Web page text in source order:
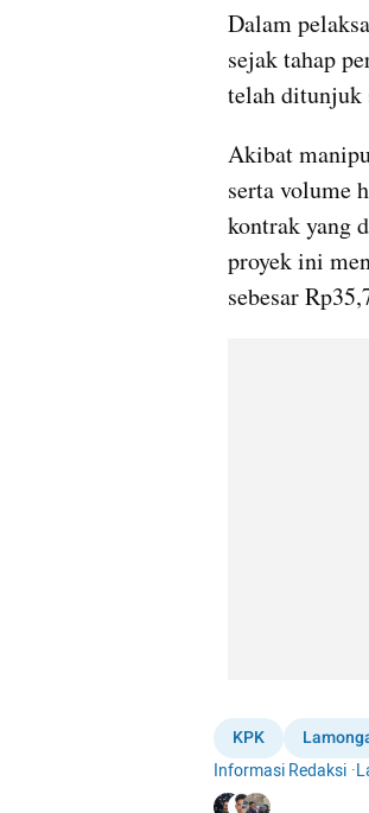
Dalam
sejak tahap
telah ditunjuk
Akibat
serta volume
kontrak yang
proyek ini
sebesar
KPK
Informasi Redaksi ·